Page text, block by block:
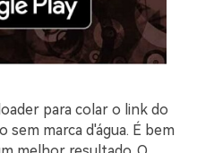
para colar o link do
sem marca d'água. É bem